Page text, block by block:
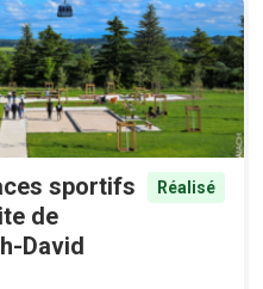
sportifs
de
David
Réalisé